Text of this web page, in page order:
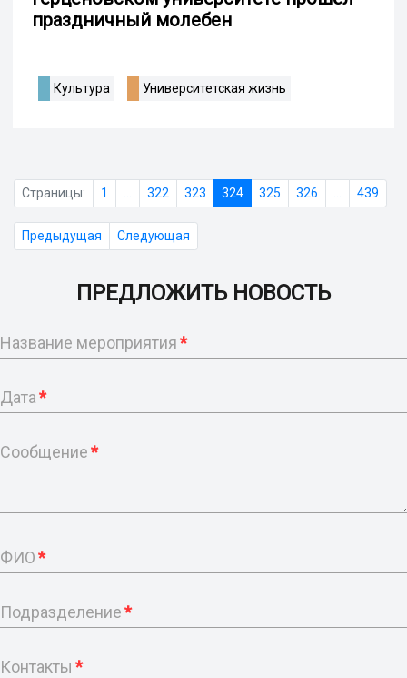
праздничный молебен
Культура Университетская жизнь
Страницы: 1 ... 322 323 324 325 326 ... 439
Предыдущая Следующая
ПРЕДЛОЖИТЬ НОВОСТЬ
Название мероприятия*
Дата*
Сообщение*
ФИО*
Подразделение*
Контакты *